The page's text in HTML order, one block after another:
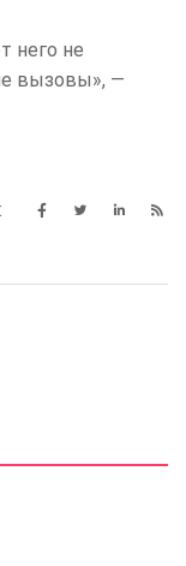
него не
вызовы», —